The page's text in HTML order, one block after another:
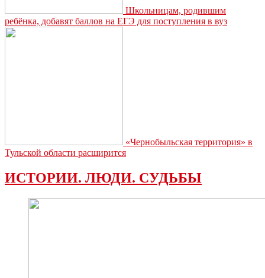
Школьницам, родившим
ребёнка, добавят баллов на ЕГЭ для поступления в вуз
«Чернобыльская территория» в
Тульской области расширится
ИСТОРИИ. ЛЮДИ. СУДЬБЫ